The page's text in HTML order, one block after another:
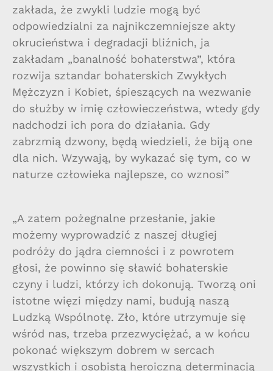
zakłada, że zwykli ludzie mogą być
odpowiedzialni za najnikczemniejsze akty
okrucieństwa i degradacji bliźnich, ja
zakładam „banalność bohaterstwa”, która
rozwija sztandar bohaterskich Zwykłych
Mężczyzn i Kobiet, śpieszących na wezwanie
do służby w imię człowieczeństwa, wtedy gdy
nadchodzi ich pora do działania. Gdy
zabrzmią dzwony, będą wiedzieli, że biją one
dla nich. Wzywają, by wykazać się tym, co w
naturze człowieka najlepsze, co wznosi”
„A zatem pożegnalne przesłanie, jakie
możemy wyprowadzić z naszej długiej
podróży do jądra ciemności i z powrotem
głosi, że powinno się sławić bohaterskie
czyny i ludzi, którzy ich dokonują. Tworzą oni
istotne więzi między nami, budują naszą
Ludzką Wspólnotę. Zło, które utrzymuje się
wśród nas, trzeba przezwyciężać, a w końcu
pokonać większym dobrem w sercach
wszystkich i osobistą heroiczną determinacją